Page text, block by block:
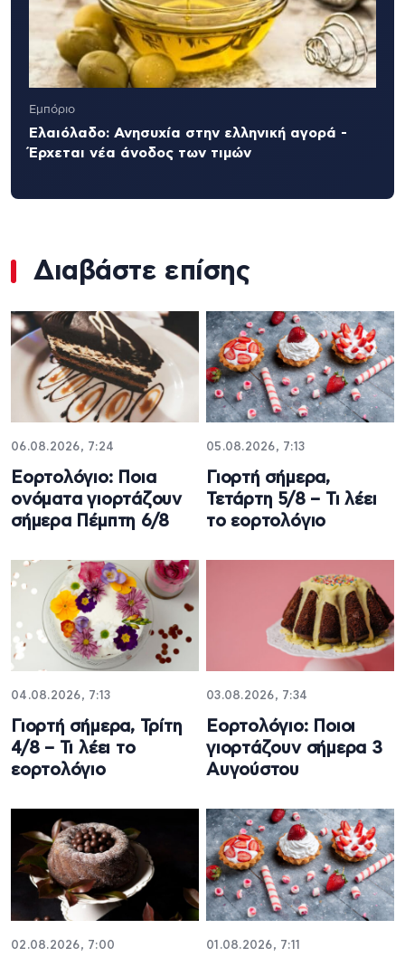
Εμπόριο
Ελαιόλαδο: Ανησυχία στην ελληνική αγορά -
Έρχεται νέα άνοδος των τιμών
Διαβάστε επίσης
06.08.2026, 7:24
Εορτολόγιο: Ποια
ονόματα γιορτάζουν
σήμερα Πέμπτη 6/8
05.08.2026, 7:13
Γιορτή σήμερα,
Τετάρτη 5/8 – Τι λέει
το εορτολόγιο
04.08.2026, 7:13
Γιορτή σήμερα, Τρίτη
4/8 – Τι λέει το
εορτολόγιο
03.08.2026, 7:34
Εορτολόγιο: Ποιοι
γιορτάζουν σήμερα 3
Αυγούστου
02.08.2026, 7:00 01.08.2026, 7:11